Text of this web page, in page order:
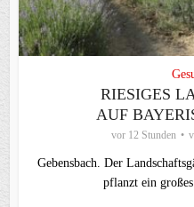
RIESIGES
AUF
vor 12 Stunden
Gebensbach. Der
pflanzt ein